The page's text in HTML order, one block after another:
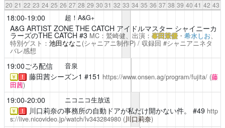
20 21 22 23 24 25 26 27 28 29 30 31 32 33 34 35 36 37 38 39 40 41 42 43
18:00-19:00 超！A&G+
A&G ARTIST ZONE THE CATCHアイドルマスター シャイニーカ
ラーズのTHE CATCH #3 MC：鷲崎健、出演：峯田茉優・ 希水しお、
特別ゲスト： 池田ななこ(シャニアニ制作P) / 収録回 #シャニアニネタ
バレ感想
19:00ごろ配信 音泉
￥ ！ 藤田茜シーズン1 #151 https://www.onsen.ag/program/fujita/ (藤
田茜)
19:00-20:00 ニコニコ生放送
￥ ！ 川口莉奈の事務所の自動ドアが私だけ開かない件。 #49 http
s://live.nicovideo.jp/watch/lv343284980 (川口莉奈)